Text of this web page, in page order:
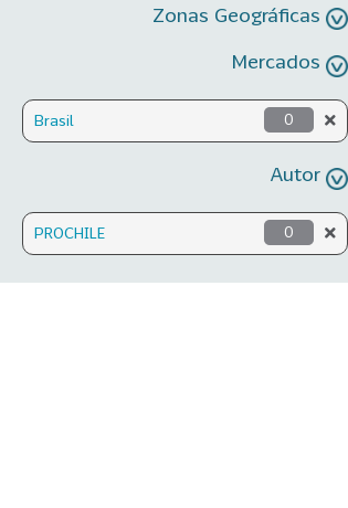
Zonas Geográficas
Mercados
Brasil 0
Autor
PROCHILE 0